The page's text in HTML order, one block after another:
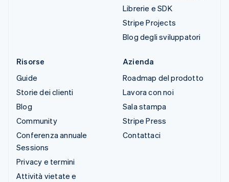
Librerie e SDK
Stripe Projects
Blog degli sviluppatori
Risorse
Guide
Storie dei clienti
Blog
Community
Conferenza annuale
Sessions
Privacy e termini
Attività vietate e
Azienda
Roadmap del prodotto
Lavora con noi
Sala stampa
Stripe Press
Contattaci